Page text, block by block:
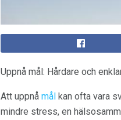
Uppnå mål: Hårdare och
Att uppnå mål kan ofta vara
mindre stress, en